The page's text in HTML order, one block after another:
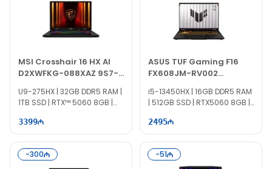
MSI Crosshair 16 HX AI
D2XWFKG-088XAZ 9S7-
15P421-088
U9-275HX | 32GB DDR5 RAM |
1TB SSD | RTX™ 5060 8GB |
3399
ASUS TUF Gaming F16
FX608JM-RV002
90NR0MI1-M002V0
i5-13450HX | 16GB DDR5 RAM
| 512GB SSD | RTX5060 8GB |
2495
-300 -51